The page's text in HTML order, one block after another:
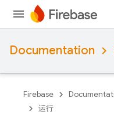
Documentation
Firebase
运行